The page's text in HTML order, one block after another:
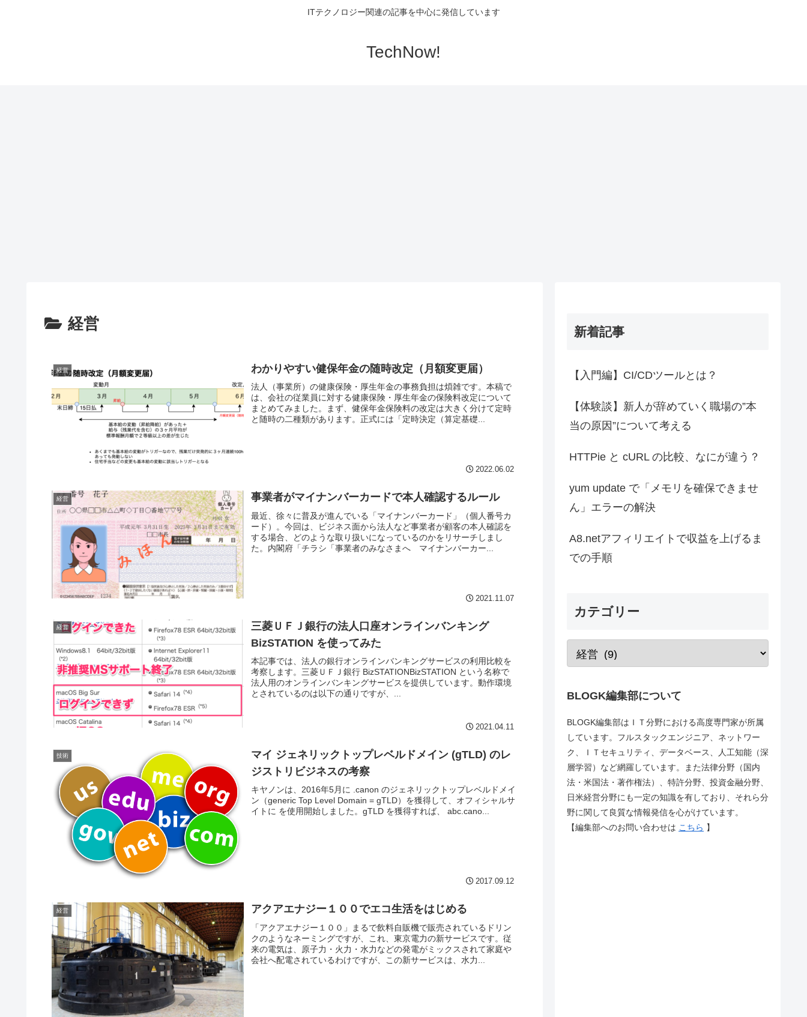
ITテクノロジー関連の記事を中心に発信しています
TechNow!
経営
経営 わかりやすい健保年金の随時改定（月額変更届）
法人（事業所）の健康保険・厚生年金の事務負担は煩雑です。本稿で
は、会社の従業員に対する健康保険・厚生年金の保険料改定について
まとめてみました。まず、健保年金保険料の改定は大きく分けて定時
と随時の二種類があります。正式には「定時決定（算定基礎...
2022.06.02
経営 事業者がマイナンバーカードで本人確認するルール
最近、徐々に普及が進んでいる「マイナンバーカード」（個人番号カ
ード）。今回は、ビジネス面から法人など事業者が顧客の本人確認を
する場合、どのような取り扱いになっているのかをリサーチしまし
た。内閣府「チラシ「事業者のみなさまへ マイナンバーカー...
2021.11.07
経営
三菱ＵＦＪ銀行の法人口座オンラインバンキング
BizSTATION を使ってみた
本記事では、法人の銀行オンラインバンキングサービスの利用比較を
考察します。三菱ＵＦＪ銀行 BizSTATIONBizSTATION という名称で
法人用のオンラインバンキングサービスを提供しています。動作環境
とされているのは以下の通りですが、...
2021.04.11
技術
マイ ジェネリックトップレベルドメイン (gTLD) のレ
ジストリビジネスの考察
キヤノンは、2016年5月に .canon のジェネリックトップレベルドメイ
ン（generic Top Level Domain = gTLD）を獲得して、オフィシャルサ
イトに を使用開始しました。gTLD を獲得すれば、 abc.cano...
2017.09.12
経営 アクアエナジー１００でエコ生活をはじめる
「アクアエナジー１００」まるで飲料自販機で販売されているドリン
クのようなネーミングですが、これ、東京電力の新サービスです。従
来の電気は、原子力・火力・水力などの発電がミックスされて家庭や
会社へ配電されているわけですが、この新サービスは、水力...
新着記事
【入門編】CI/CDツールとは？
【体験談】新人が辞めていく職場の”本
当の原因”について考える
HTTPie と cURL の比較、なにが違う？
yum update で「メモリを確保できませ
ん」エラーの解決
A8.netアフィリエイトで収益を上げるま
での手順
カテゴリー
BLOGK編集部について
BLOGK編集部はＩＴ分野における高度専門家が所属
しています。フルスタックエンジニア、ネットワー
ク、ＩＴセキュリティ、データベース、人工知能（深
層学習）など網羅しています。また法律分野（国内
法・米国法・著作権法）、特許分野、投資金融分野、
日米経営分野にも一定の知識を有しており、それら分
野に関して良質な情報発信を心がけています。
【編集部へのお問い合わせは こちら 】